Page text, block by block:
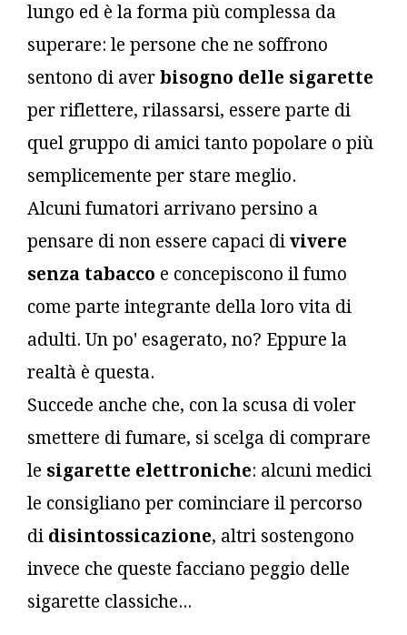
lungo ed è la forma più complessa da
superare: le persone che ne soffrono
sentono di aver bisogno delle sigarette
per riflettere, rilassarsi, essere parte di
quel gruppo di amici tanto popolare o più
semplicemente per stare meglio.
Alcuni fumatori arrivano persino a
pensare di non essere capaci di vivere
senza tabacco e concepiscono il fumo
come parte integrante della loro vita di
adulti. Un po' esagerato, no? Eppure la
realtà è questa.
Succede anche che, con la scusa di voler
smettere di fumare, si scelga di comprare
le sigarette elettroniche: alcuni medici
le consigliano per cominciare il percorso
di disintossicazione, altri sostengono
invece che queste facciano peggio delle
sigarette classiche...